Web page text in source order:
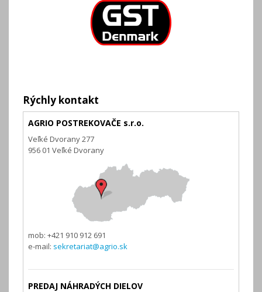
Rýchly kontakt
AGRIO POSTREKOVAČE s.r.o.
Veľké Dvorany 277
956 01 Veľké Dvorany
mob: +421 910 912 691
e-mail: sekretariat@agrio.sk
PREDAJ NÁHRADÝCH DIELOV